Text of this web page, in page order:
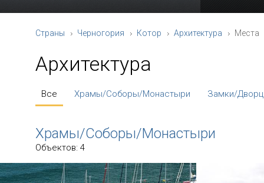
Страны Черногория Котор Архитектура Места
Архитектура
Все Храмы/Соборы/Монастыри Замки/
Храмы/Соборы/Монастыри
Объектов: 4